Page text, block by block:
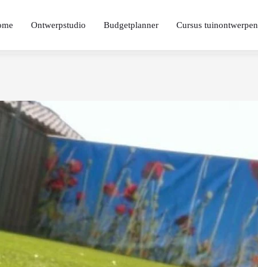
Ontwerpstudio Budgetplanner Cursus tuinontwerpen